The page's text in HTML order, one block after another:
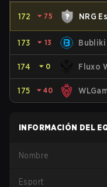
172 ⏷ 75 NRG
173 ⏷ 13 Bubliki
174 ⏷ 0 Fluxo
175 ⏷ 40
INFORMACIÓN DEL
Nombre
Esport